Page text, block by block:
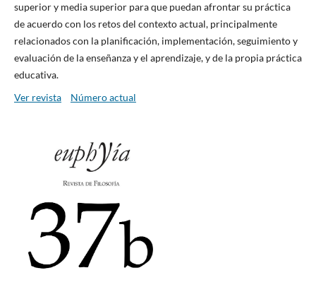
superior y media superior para que puedan afrontar su práctica
de acuerdo con los retos del contexto actual, principalmente
relacionados con la planificación, implementación, seguimiento y
evaluación de la enseñanza y el aprendizaje, y de la propia práctica
educativa.
Ver revista
Número actual